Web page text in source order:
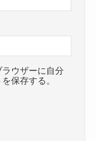
ウザーに自分
保存する。